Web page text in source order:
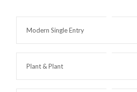
Modern Single Entry
Plant & Plant